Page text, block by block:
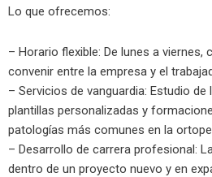
Lo que ofrecemos:
– Horario flexible: De lunes a viernes,
convenir entre la empresa y el
– Servicios de vanguardia: Estudio
plantillas personalizadas y
patologías más comunes en la
– Desarrollo de carrera profesional:
dentro de un proyecto nuevo y en